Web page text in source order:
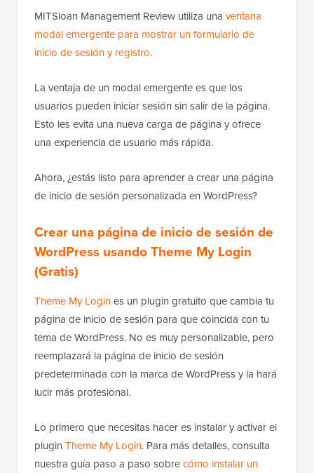
MITSloan Management Review utiliza una ventana
modal emergente para mostrar un formulario de
inicio de sesión y registro.
La ventaja de un modal emergente es que los
usuarios pueden iniciar sesión sin salir de la página.
Esto les evita una nueva carga de página y ofrece
una experiencia de usuario más rápida.
Ahora, ¿estás listo para aprender a crear una página
de inicio de sesión personalizada en WordPress?
Crear una página de inicio de sesión de
WordPress usando Theme My Login
(Gratis)
Theme My Logines un plugin gratuito que cambia tu
página de inicio de sesión para que coincida con tu
tema de WordPress. No es muy personalizable, pero
reemplazará la página de inicio de sesión
predeterminada con la marca de WordPress y la hará
lucir más profesional.
Lo primero que necesitas hacer es instalar y activar el
plugin Theme My Login. Para más detalles, consulta
nuestra guía paso a paso sobrecómo instalar un